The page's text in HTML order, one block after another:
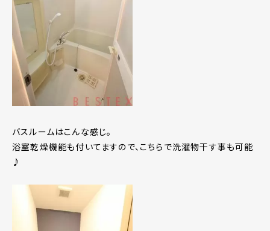
バスルームはこんな感じ。
浴室乾燥機能も付いてますので、こちらで洗濯物干す事も可能
♪